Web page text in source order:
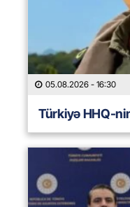
05.08.2026 - 16:30
Türkiyə HHQ-